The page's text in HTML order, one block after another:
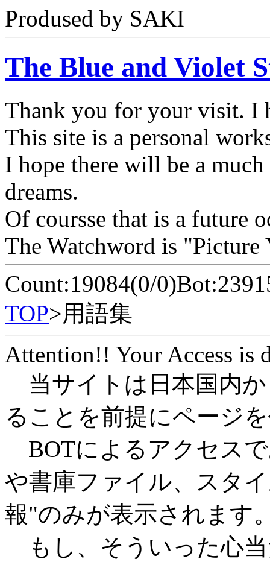
Prodused by SAKI
The Blue and Violet
Thank you for your visit. I
This site is a personal
I hope there will be a
dreams.
Of coursse that is a future
The Watchword is "Picture
Count:19084(0/
TOP>用語集
Attention!! Your Access is
当サイトは日本国内
ることを前提にページ
BOTによるアクセス
や書庫ファイル、スタ
報"のみが表示されます
もし、そういった心